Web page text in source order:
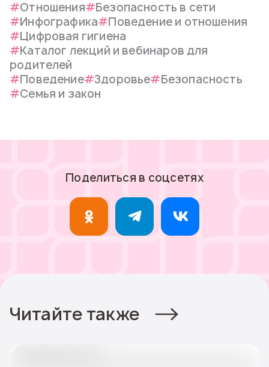
Отношения
Безопасность в сети
Инфографика
Поведение и отношения
Цифровая гигиена
Каталог лекций и вебинаров для
родителей
Поведение
Здоровье
Безопасность
Семья и закон
Поделиться в соцсетях
Читайте также